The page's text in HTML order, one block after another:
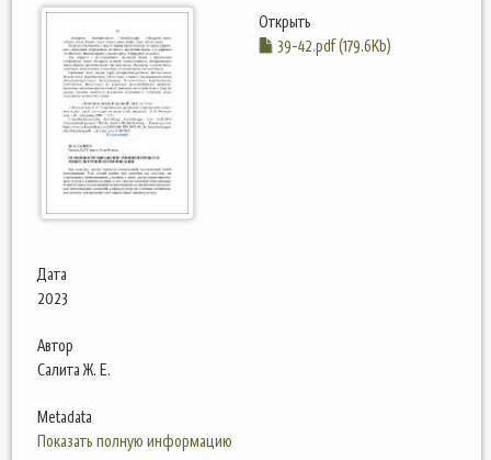
Открыть
39-42.pdf (179.6Kb)
Дата
2023
Автор
Салита Ж. Е.
Metadata
Показать полную информацию